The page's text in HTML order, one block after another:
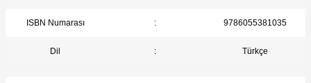
ISBN Numarası : 9786055381035
Dil : Türkçe